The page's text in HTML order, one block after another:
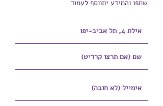
שתפו והמידע יתווסף לעמוד